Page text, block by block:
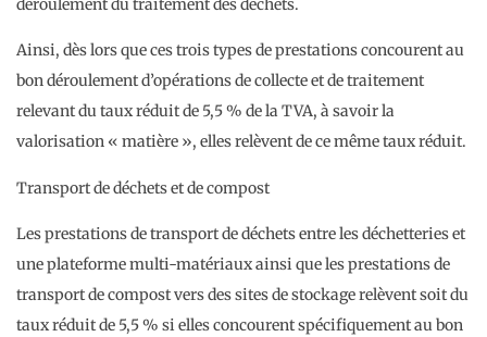
déroulement du traitement des déchets.
Ainsi, dès lors que ces trois types de prestations concourent au
bon déroulement d’opérations de collecte et de traitement
relevant du taux réduit de 5,5 % de la TVA, à savoir la
valorisation « matière », elles relèvent de ce même taux réduit.
Transport de déchets et de compost
Les prestations de transport de déchets entre les déchetteries et
une plateforme multi-matériaux ainsi que les prestations de
transport de compost vers des sites de stockage relèvent soit du
taux réduit de 5,5 % si elles concourent spécifiquement au bon